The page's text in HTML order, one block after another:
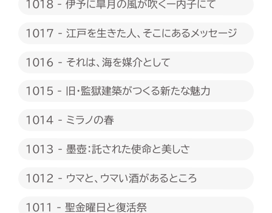
1018 - 伊予に皐月の風が吹くー内子にて
1017 - 江戸を生きた人、そこにあるメッセージ
1016 - それは、海を媒介として
1015 - 旧・監獄建築がつくる新たな魅力
1014 - ミラノの春
1013 - 墨壺：託された使命と美しさ
1012 - ウマと、ウマい酒があるところ
1011 - 聖金曜日と復活祭